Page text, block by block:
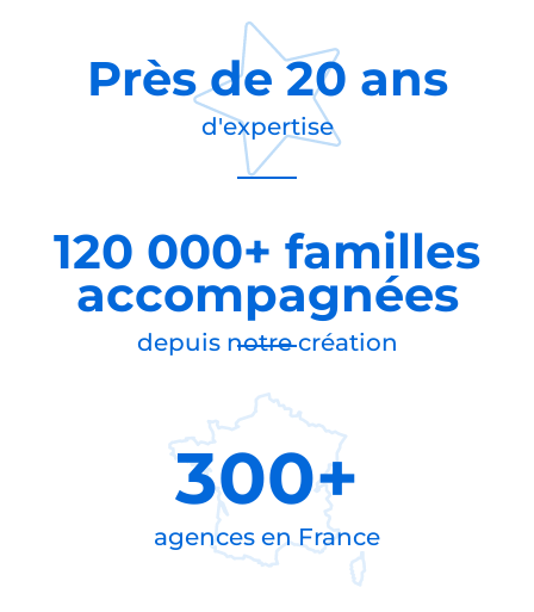
Près de20 ans
d'expertise
120 000+ familles
accompagnées
depuis notre création
300+
agences enFrance